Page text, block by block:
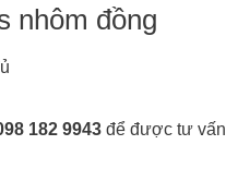
nhôm đồng
182 9943 để được tư vấn